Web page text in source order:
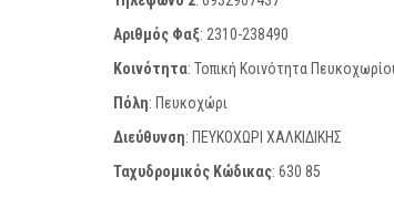
Αριθμός Φαξ: 2310-238490
Κοινότητα: Τοπική Κοινότητα
Πόλη: Πευκοχώρι
Διεύθυνση: ΠΕΥΚΟΧΩΡΙ ΧΑΛΚΙΔΙΚΗΣ
Ταχυδρομικός Κώδικας: 630 85